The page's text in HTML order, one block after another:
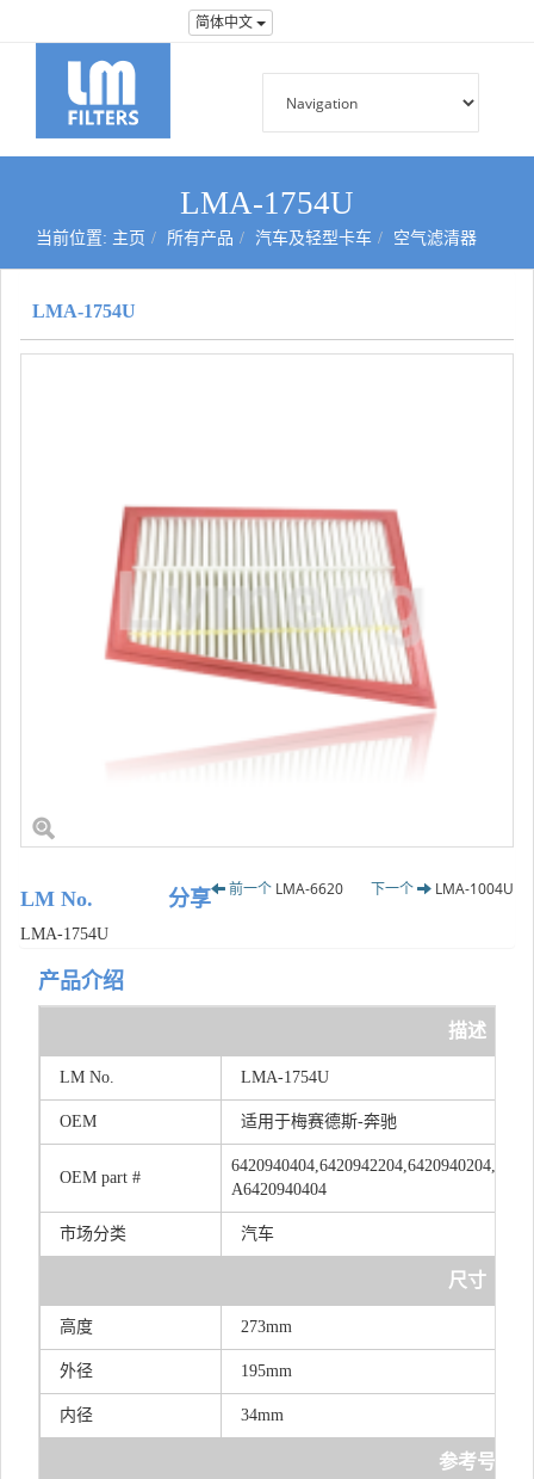
简体中文
LMA-1754U
当前位置: 主页 所有产品 汽车及轻型卡车 空气滤清器
LMA-1754U
LM No.
LMA-1754U
分享 前一个 LMA-6620 下一个 LMA-1004U
产品介绍
描述
LM No. LMA-1754U
OEM 适用于梅赛德斯-奔驰
OEM part #
A6420940404
市场分类 汽车
尺寸
高度 273mm
外径 195mm
内径 34mm
参考号